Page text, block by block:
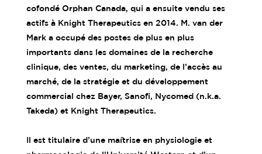
cofondé Orphan Canada, qui a ensuite vendu ses
actifs à Knight Therapeutics en 2014. M. van der
Mark a occupé des postes de plus en plus
importants dans les domaines de la recherche
clinique, des ventes, du marketing, de l’accès au
marché, de la stratégie et du développement
commercial chez Bayer, Sanofi, Nycomed (n.k.a.
Takeda) et Knight Therapeutics.
Il est titulaire d’une maîtrise en physiologie et